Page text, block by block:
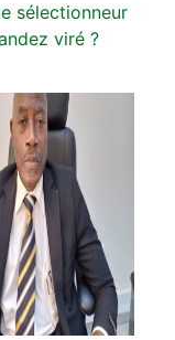
sélectionneur
viré ?